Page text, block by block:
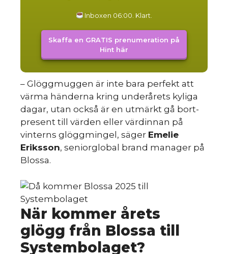
Inboxen 06:00. Klart.
Skaffa en GRATIS prenumeration på
Hint här
– Glöggmuggen är inte bara perfekt att
värma händerna kring underårets kyliga
dagar, utan också är en utmärkt gå bort-
present till värden eller värdinnan på
vinterns glöggmingel, säger Emelie
Eriksson, seniorglobal brand manager på
Blossa.
När kommer årets
glögg från Blossa till
Systembolaget?